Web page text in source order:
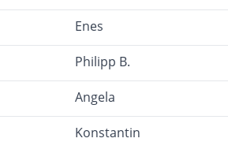
Enes
Philipp B.
Angela
Konstantin